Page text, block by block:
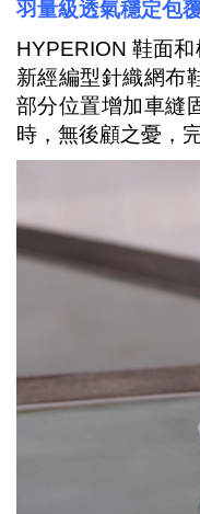
羽量級透氣穩定包
HYPERION 鞋面
新經編型針織網布
部分位置增加車縫
時，無後顧之憂，